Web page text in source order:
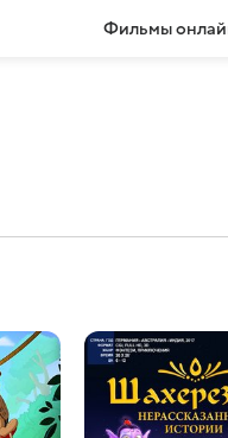
Фильмы